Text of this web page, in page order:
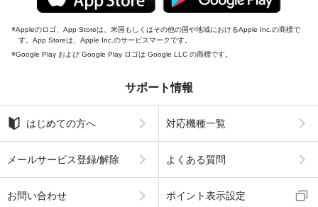
Appleのロゴ、App Storeは、米国もしくはその他の国や地域におけるApple Inc.の商標で
す。App Storeは、Apple Inc.のサービスマークです。
Google Play および Google Play ロゴは Google LLC の商標です。
サポート情報
はじめての方へ 対応機種一覧
メールサービス登録/解除 よくある質問
お問い合わせ ポイント表示設定